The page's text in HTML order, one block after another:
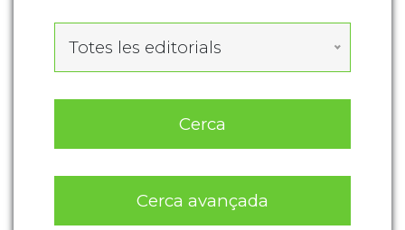
Totes les editorials
Cerca
Cerca avançada